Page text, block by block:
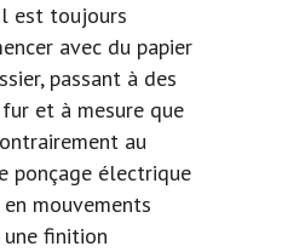
est toujours
avec du papier
passant à des
et à mesure que
au
ponçage électrique
mouvements
finition